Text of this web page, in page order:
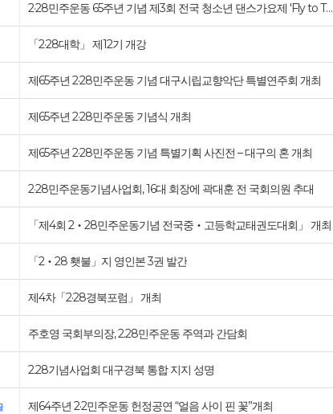
2·28민주운동 65주년 기념 제3회 전국 청소년 댄스가요제 'Fly to T…
「2·28대학」 제12기 개강
제65주년 2·28민주운동 기념 대구시립교향악단 특별연주회 개최
제65주년 2·28민주운동 기념식 개최
제65주년 2·28민주운동 기념 특별기획 사진전 – 대구의 혼 개최
2·28민주운동기념사업회, 16대 회장에 곽대훈 전 국회의원 추대
「제4회 2‧28민주운동기념 전국중‧고등학교태권도대회」 개최
「2‧28 횃불」지 영인본 3권 발간
제4차「2·28경북포럼」 개최
주호영 국회부의장, 2.28민주운동 주역과 간담회
2.28기념사업회 대구경북 통합 지지 성명
제64주년 2·2민주운동 헌정공연 “얼음 사이 핀 꽃”개최